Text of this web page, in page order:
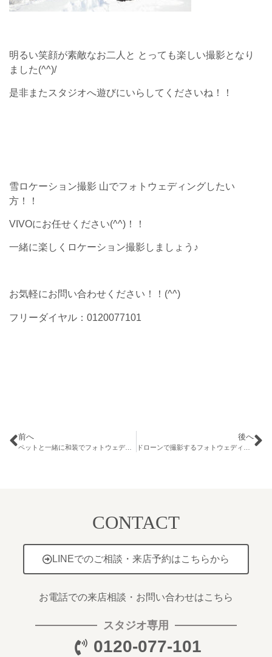
明るい笑顔が素敵なお二人と とっても楽しい撮影となり
ました(^^)/
是非またスタジオへ遊びにいらしてくださいね！！
雪ロケーション撮影 山でフォトウェディングしたい
方！！
VIVOにお任せください(^^)！！
一緒に楽しくロケーション撮影しましょう♪
お気軽にお問い合わせください！！(^^)
フリーダイヤル：0120077101
前へ 後へ
CONTACT
LINEでのご相談・来店予約はこちらから
お電話での来店相談・お問い合わせはこちら
スタジオ専用
0120-077-101